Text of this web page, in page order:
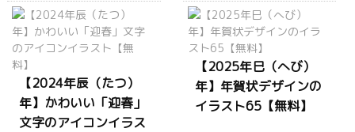
【2024年辰（たつ）
年】かわいい「迎春」
文字のアイコンイラス
【2025年巳（へび）
年】年賀状デザインの
イラスト65【無料】